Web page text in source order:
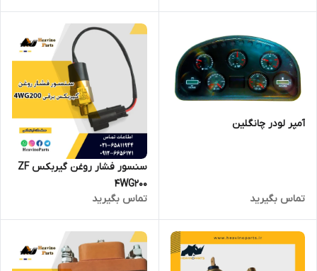
آمپر لودر چانگلین
تماس بگیرید
سنسور فشار روغن گیربکس ZF
4WG200
تماس بگیرید